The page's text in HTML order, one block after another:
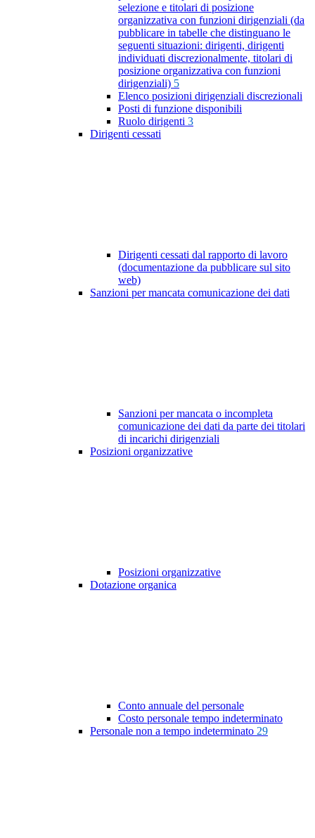
selezione e titolari di posizione
organizzativa con funzioni dirigenziali (da
pubblicare in tabelle che distinguano le
seguenti situazioni: dirigenti, dirigenti
individuati discrezionalmente, titolari di
posizione organizzativa con funzioni
dirigenziali) 5
Elenco posizioni dirigenziali discrezionali
Posti di funzione disponibili
Ruolo dirigenti 3
Dirigenti cessati
Dirigenti cessati dal rapporto di lavoro
(documentazione da pubblicare sul sito
web)
Sanzioni per mancata comunicazione dei dati
Sanzioni per mancata o incompleta
comunicazione dei dati da parte dei titolari
di incarichi dirigenziali
Posizioni organizzative
Posizioni organizzative
Dotazione organica
Conto annuale del personale
Costo personale tempo indeterminato
Personale non a tempo indeterminato 29